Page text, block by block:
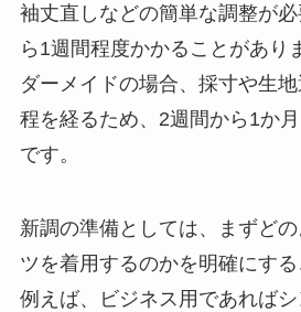
袖丈直しなどの簡単な調整が
ら1週間程度かかることがあり
ダーメイドの場合、採寸や生
程を経るため、2週間から1か
です。
新調の準備としては、まずど
ツを着用するのかを明確にする
例えば、ビジネス用であれば